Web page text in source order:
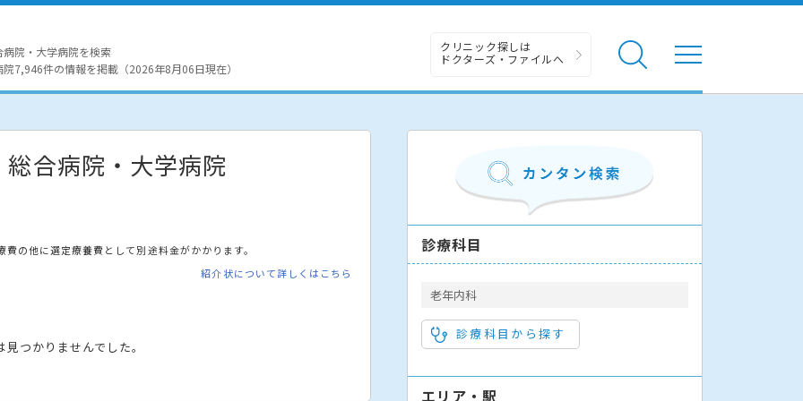
院・大学病院を検索
7,946件の情報を掲載（2026年8月06日現在）
クリニック探しは
ドクターズ・ファイルへ
合病院・大学病院
の他に選定療養費として別途料金がかかります。
紹介状について詳しくはこちら
つかりませんでした。
診療科目
老年内科
診療科目から探す
エリア・駅